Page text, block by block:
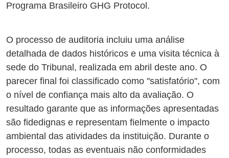
Programa Brasileiro GHG Protocol.
O processo de auditoria incluiu uma análise
detalhada de dados históricos e uma visita técnica à
sede do Tribunal, realizada em abril deste ano. O
parecer final foi classificado como "satisfatório", com
o nível de confiança mais alto da avaliação. O
resultado garante que as informações apresentadas
são fidedignas e representam fielmente o impacto
ambiental das atividades da instituição. Durante o
processo, todas as eventuais não conformidades